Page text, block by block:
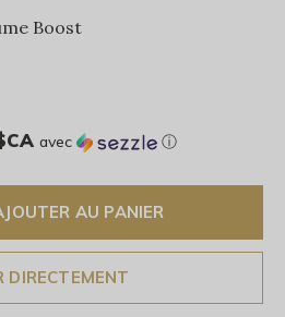
Boost
avec ⓘ
AU PANIER
DIRECTEMENT